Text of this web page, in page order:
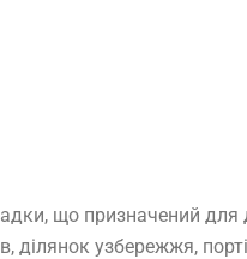
що призначений для
ділянок узбережжя,